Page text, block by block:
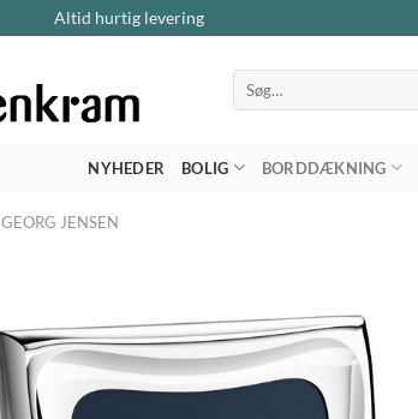
Altid hurtig levering
Søg
efter:
NYHEDER BOLIG BORDDÆKNING
GEORG JENSEN